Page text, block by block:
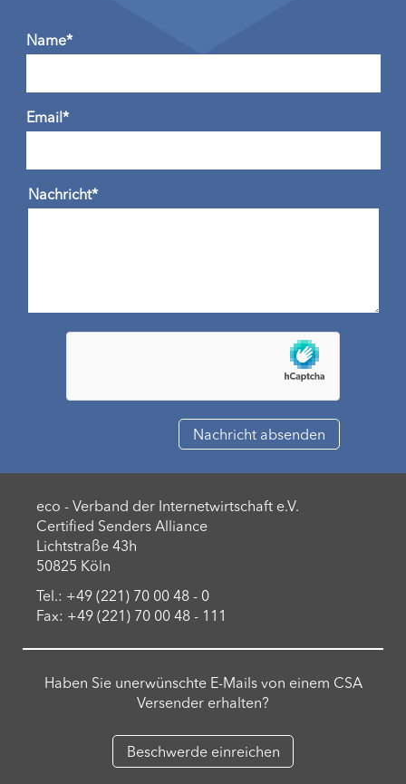
Name*
Email*
Nachricht*
eco - Verband der Internetwirtschaft e.V.
Certified Senders Alliance
Lichtstraße 43h
50825 Köln
Tel.: +49 (221) 70 00 48 - 0
Fax: +49 (221) 70 00 48 - 111
Haben Sie unerwünschte E-Mails von einem CSA
Versender erhalten?
Beschwerde einreichen